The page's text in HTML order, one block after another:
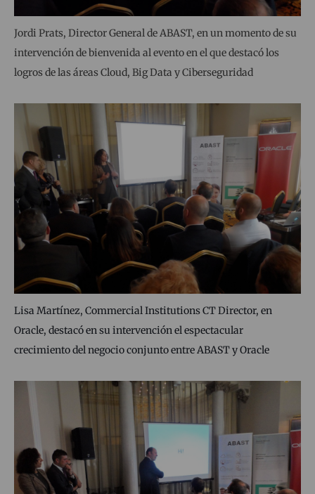
Jordi Prats, Director General de ABAST, en un momento de su
intervención de bienvenida al evento en el que destacó los
logros de las áreas Cloud, Big Data y Ciberseguridad
Lisa Martínez, Commercial Institutions CT Director, en
Oracle, destacó en su intervención el espectacular
crecimiento del negocio conjunto entre ABAST y Oracle